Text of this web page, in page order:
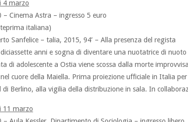
4 marzo
– Cinema Astra – ingresso 5 euro
italiana)
Sanfelice – talia, 2015, 94’ – Alla presenza del regista
diciassette anni e sogna di diventare una nuotatrice di
di adolescente a Ostia viene scossa dalla morte
cuore della Maiella. Prima proiezione ufficiale in Italia
di Berlino, alla vigilia della distribuzione in sala. In
11 marzo